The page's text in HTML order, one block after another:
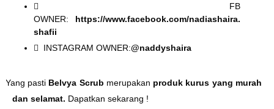
FB
OWNER: https://www.facebook.com/nadiashaira.
shafii
INSTAGRAM OWNER:@naddyshaira
Yang pasti Belvya Scrub merupakan produk kurus yang murah
dan selamat. Dapatkan sekarang !